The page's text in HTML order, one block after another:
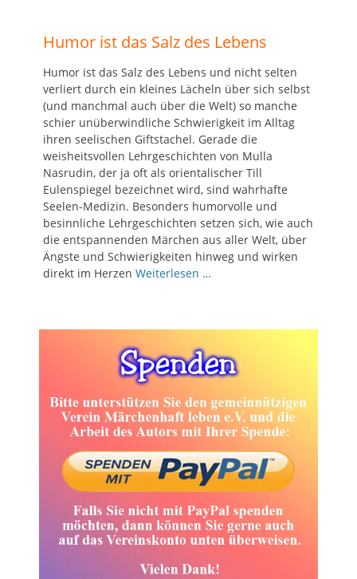
Humor ist das Salz des Lebens
Humor ist das Salz des Lebens und nicht selten
verliert durch ein kleines Lächeln über sich selbst
(und manchmal auch über die Welt) so manche
schier unüberwindliche Schwierigkeit im Alltag
ihren seelischen Giftstachel. Gerade die
weisheitsvollen Lehrgeschichten von Mulla
Nasrudin, der ja oft als orientalischer Till
Eulenspiegel bezeichnet wird, sind wahrhafte
Seelen-Medizin. Besonders humorvolle und
besinnliche Lehrgeschichten setzen sich, wie auch
die entspannenden Märchen aus aller Welt, über
Ängste und Schwierigkeiten hinweg und wirken
direkt im Herzen Weiterlesen …